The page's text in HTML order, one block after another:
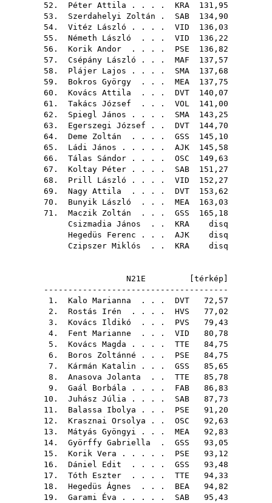
52. Péter Attila . . . . KRA 131,95
53. Szerdahelyi Zoltán . SAB 134,90
54. Vitéz László . . . . VID 136,03
55. Németh László . . . VID 136,22
56. Korik Andor . . . . PSE 136,82
57. Csépány László . . . MAF 137,57
58. Plájer Lajos . . . . SMA 137,68
59. Bokros György . . . MEA 137,75
60. Kovács Attila . . . DVT 140,07
61. Takács József . . . VOL 141,00
62. Spiegl János . . . . SMA 143,25
63. Egerszegi József . . DVT 144,70
64. Deme Zoltán . . . . GSS 145,10
65. Ládi János . . . . . AJK 145,58
66. Tálas Sándor . . . . OSC 149,63
67. Koltay Péter . . . . SAB 151,27
68. Prill László . . . . VID 152,27
69. Nagy Attila . . . . DVT 153,62
70. Bunyik László . . . MEA 163,03
71. Maczik Zoltán . . . GSS 165,18
Csizmadia János . . KRA disq
Hegedüs Ferenc . . . AJK disq
Czipszer Miklós . . KRA disq
N21E [ térkép
--------------------------------------
1. Kalo Marianna . . . DVT 72,57
2. Rostás Irén . . . . HVS 77,02
3. Kovács Ildikó . . . PVS 79,43
4. Fent Marianne . . . VID 80,78
5. Kovács Magda . . . . TTE 84,75
6. Boros Zoltánné . . . PSE 84,75
7. Kármán Katalin . . . GSS 85,65
8. Anasova Jolanta . . TTE 85,78
9. Gaál Borbála . . . . FAB 86,83
10. Juhász Júlia . . . . SAB 87,73
11. Balassa Ibolya . . . PSE 91,20
12. Krasznai Orsolya . . OSC 92,63
13. Mátyás Gyöngyi . . . MEA 92,83
14. Györffy Gabriella . GSS 93,05
15. Korik Vera . . . . . PSE 93,12
16. Dániel Edit . . . . GSS 93,48
17. Tóth Eszter . . . . TTE 94,33
18. Hegedüs Ágnes . . . BEA 94,82
19. Garami Éva . . . . . SAB 95,43